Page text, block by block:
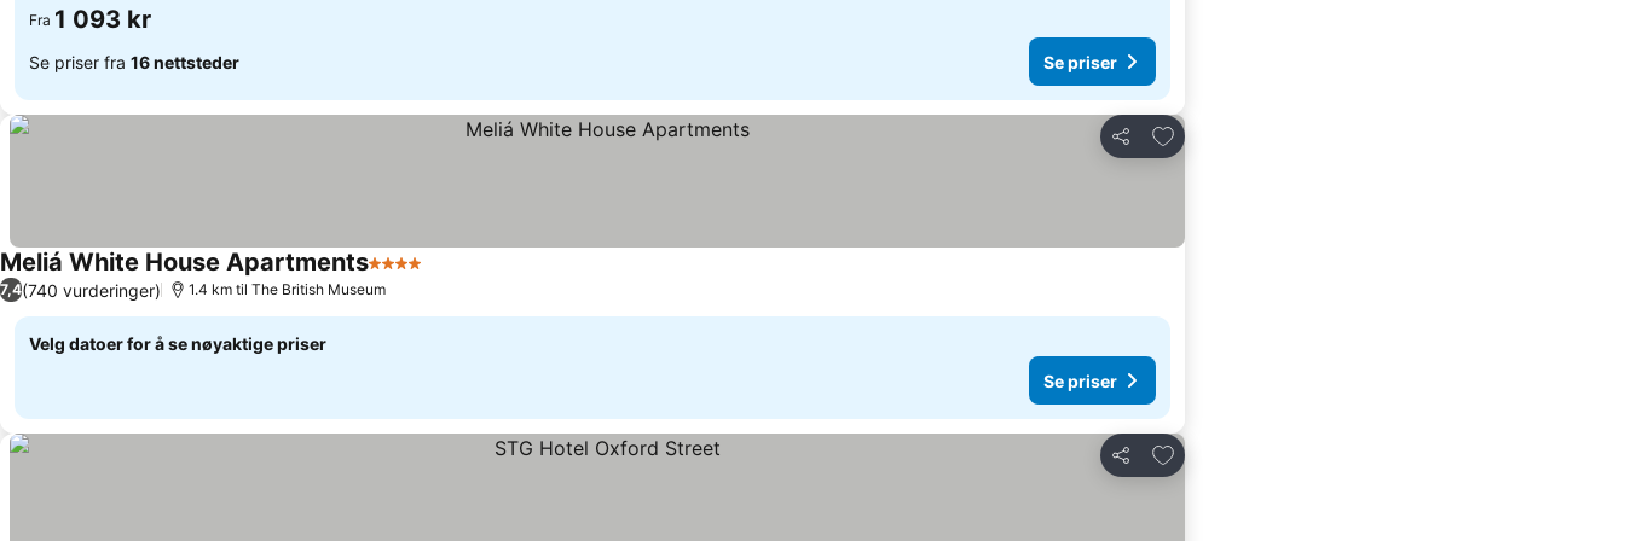
Fra 1 093 kr
Se priser fra 16 nettsteder Se priser
Del
Legg til i favoritter
Meliá White House Apartments4 Stjerner
7,4(740 vurderinger) 1.4 km til The British Museum
Velg datoer for å se nøyaktige priser
Se priser
Del
Legg til i favoritter